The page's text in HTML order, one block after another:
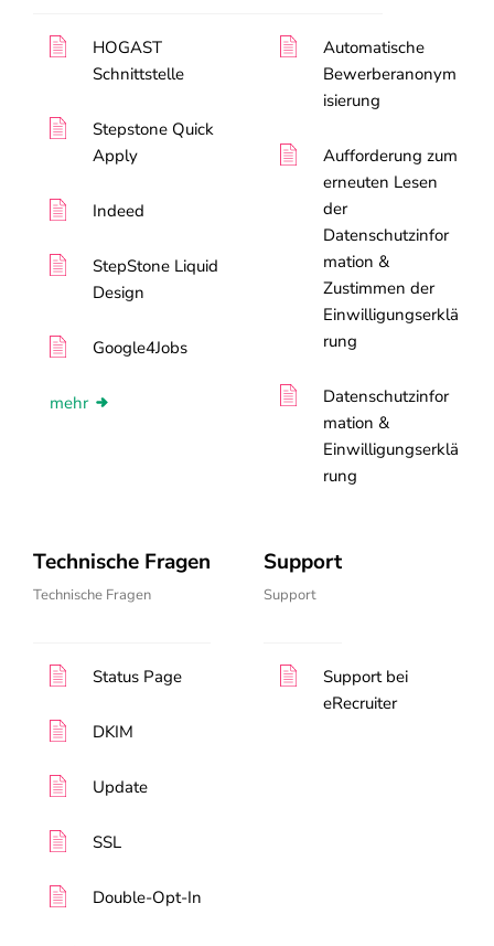
HOGAST
Schnittstelle
Stepstone Quick
Apply
Indeed
StepStone Liquid
Design
Google4Jobs
mehr
Automatische
Bewerberanonym
isierung
Aufforderung zum
erneuten Lesen
der
Datenschutzinfor
mation &
Zustimmen der
Einwilligungserklä
rung
Datenschutzinfor
mation &
Einwilligungserklä
rung
Technische Fragen
Technische Fragen
Status Page
DKIM
Update
SSL
Double-Opt-In
Support
Support
Support bei
eRecruiter